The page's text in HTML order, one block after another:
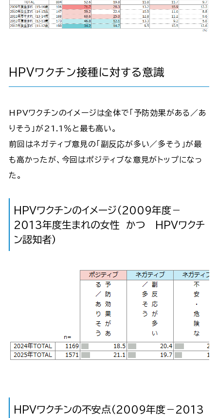
HPVワクチン接種に対する意識
HPVワクチンのイメージは全体で「予防効果がある／あ
りそう」が21.1％と最も高い。
前回はネガティブ意見の「副反応が多い／多そう」が最
も高かったが、今回はポジティブな意見がトップになっ
た。
HPVワクチンのイメージ（2009年度－
2013年度生まれの女性 かつ HPVワクチ
ン認知者）
HPVワクチンの不安点（2009年度－2013